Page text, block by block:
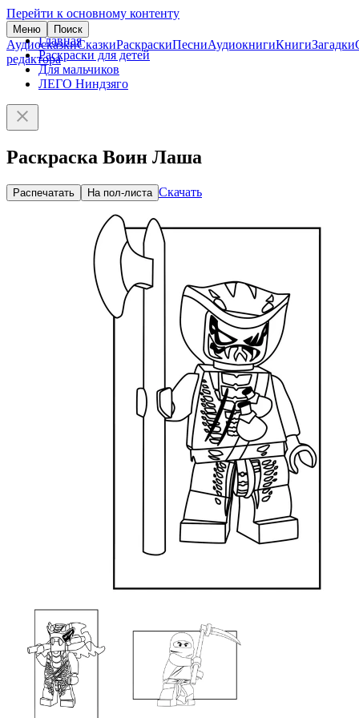
Перейти к основному контенту
Меню Поиск
АудиосказкиСказкиРаскраскиПесниАудиокнигиКнигиЗагадки
редактора
Главная
Раскраски для детей
Для мальчиков
ЛЕГО Ниндзяго
Раскраска Воин Лаша
Распечатать На пол-листа Скачать